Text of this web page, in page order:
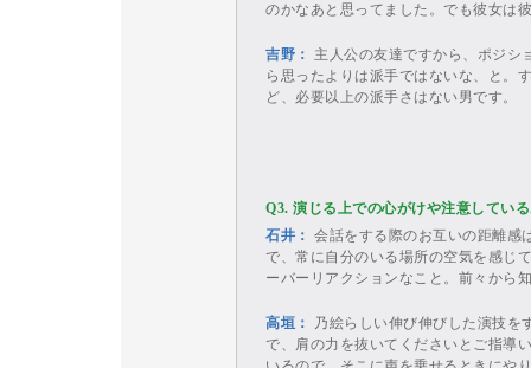
のかなあと思ってました。でも彼女は
吉野：
主人公の友達ですから、ポジシ
ら思ったよりは派手ではないな、と。
ど、必要以上の派手さはない男です。
Q3. 演じる上での心がけや注意してい
石井： 会話をする際のお互いの距離感
で、常に自分のいる場所の空気を感じ
ーバーリアクションなこと。前々から
高垣：
乃絵らしい伸び伸びした演技を
で、肩の力を抜いてくださいとご指導